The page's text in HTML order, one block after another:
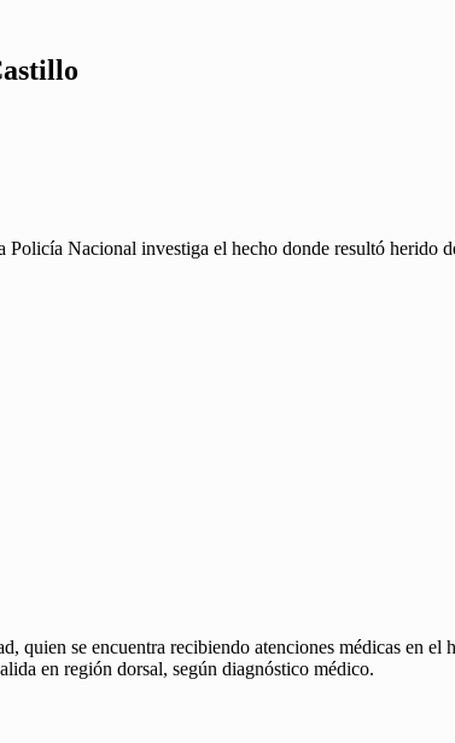
Nacional investiga el hecho donde resultó herido
quien se encuentra recibiendo atenciones médicas en
en región dorsal, según diagnóstico médico.